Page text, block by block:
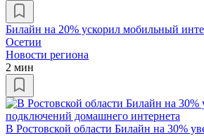
Билайн на 20% ускорил мобильный
Осетии
Новости региона
2 мин
В Ростовской области Билайн на 30%